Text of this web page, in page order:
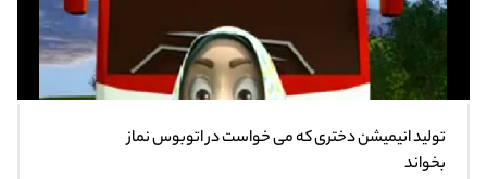
تولید انیمیشن دختری که می خواست در اتوبوس نماز
بخواند